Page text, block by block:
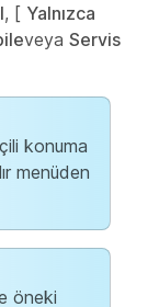
, [ Yalnızca
veya Servis
konuma
menüden
öneki